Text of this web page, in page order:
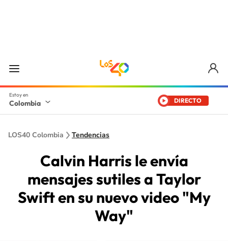
Colombia DIRECTO
LOS40 Colombia Tendencias
Calvin Harris le envía
mensajes sutiles a Taylor
Swift en su nuevo video "My
Way"